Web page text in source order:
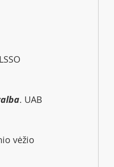
LSSO
. UAB
vėžio